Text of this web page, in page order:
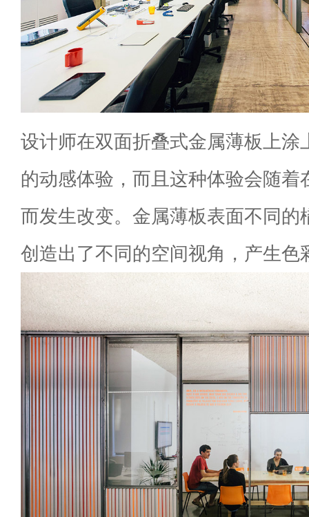
设计师在双面折叠式金属薄板上涂
的动感体验，而且这种体验会随着
而发生改变。金属薄板表面不同的
创造出了不同的空间视角，产生色